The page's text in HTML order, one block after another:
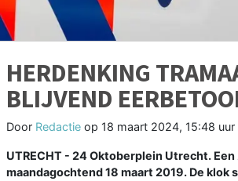
HERDENKING
BLIJVEND
Door Redactie op 18 maart 2024, 15:48 uur
UTRECHT - 24 Oktoberplein Utrecht. Een
maandagochtend 18 maart 2019. De klok